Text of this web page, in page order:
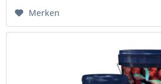
Merken